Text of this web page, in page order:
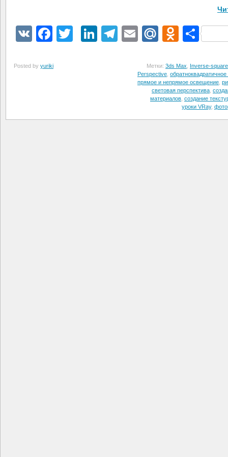
VK Facebook
TwitterLinkedIn
Telegram
EmailMail.Ru
Posted by yuriki Метки: 3ds Max, Inverse-
Perspective,
прямое и непрямое освещение,
световая перспектива,
материалов, создание
уроки VRay,